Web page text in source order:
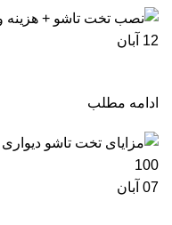
12 آبان
ادامه مطلب
07 آبان